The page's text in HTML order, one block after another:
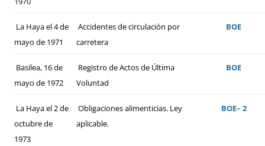
La Haya el 4 de
mayo de 1971
Accidentes de circulación por
carretera
BOE
Basilea, 16 de
mayo de 1972
Registro de Actos de Última
Voluntad
BOE
La Haya el 2 de
octubre de
1973
Obligaciones alimenticias. Ley
aplicable.
BOE– 2